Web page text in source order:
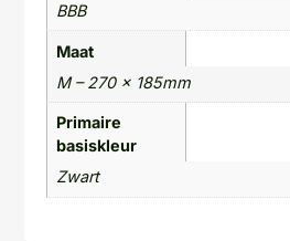
BBB
Maat
M – 270 x 185mm
Primaire
basiskleur
Zwart